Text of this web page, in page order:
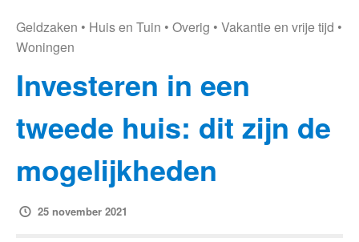
Geldzaken • Huis en Tuin • Overig • Vakantie en vrije tijd •
Woningen
Investeren in een
tweede huis: dit zijn de
mogelijkheden
25 november 2021